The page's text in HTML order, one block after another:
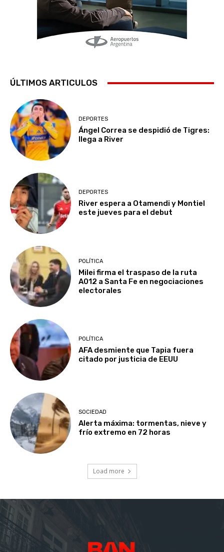
ÚLTIMOS ARTICULOS
DEPORTES
Ángel Correa se despidió de Tigres:
llega a River
DEPORTES
River espera a Otamendi y Montiel
este jueves para el debut
POLÍTICA
Milei firma el traspaso de la ruta
A012 a Santa Fe en negociaciones
electorales
POLÍTICA
AFA desmiente que Tapia fuera
citado por justicia de EEUU
SOCIEDAD
Alerta máxima: tormentas, nieve y
frío extremo en 72 horas
Load more